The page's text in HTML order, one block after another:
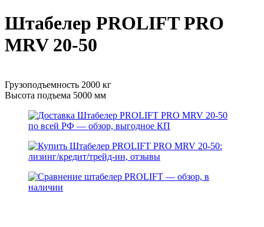
Штабелер PROLIFT PRO
MRV 20-50
Грузоподъемность 2000 кг
Высота подъема 5000 мм